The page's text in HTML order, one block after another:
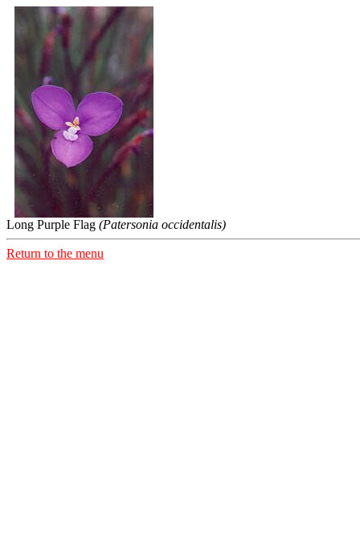
Long Purple Flag (Patersonia occidentalis)
Return to the menu